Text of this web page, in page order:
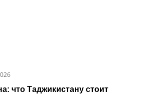
что Таджикистану стоит